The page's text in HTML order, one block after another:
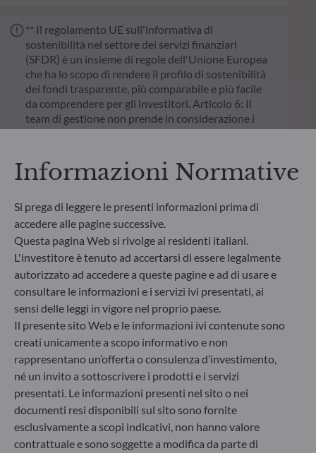
** Il regolamento UE sull'informativa di
sostenibilità nel settore dei servizi finanziari
(SFDR) è un insieme di regole dell'Unione Europea
che ha lo scopo di rendere il profilo di sostenibilità
dei fondi trasparente, più comparabile e più facile
da comprendere per gli investitori. Articolo 6: Il
team di gestione non prende in considerazione i
rischi di sostenibilità o effetti negativi risultanti
sostenibilità nel processo decisionale
d’investimento. Articolo 8: Il team di gestione
ESG (Ambientali e/o Sociali e/o di Governance) nei
suoi processi decisionali d’investimento. Articolo 9:
Il team di gestione persegue un rigido obiettivo
d’investimento sostenibile che apporti un
contributo significativo nel superare le sfide della
transizione ecologica e affronta i rischi di
sostenibilità avvalendosi dei rating forniti dal
fornitore di dati ESG esterno della Società di
gestione.
Informazioni Normative
Si prega di leggere le presenti informazioni prima di
accedere alle pagine successive.
Questa pagina Web si rivolge ai residenti italiani.
L'investitore è tenuto ad accertarsi di essere legalmente
autorizzato ad accedere a queste pagine e ad di usare e
consultare le informazioni e i servizi ivi presentati, ai
sensi delle leggi in vigore nel proprio paese.
Il presente sito Web e le informazioni ivi contenute sono
creati unicamente a scopo informativo e non
rappresentano un’offerta o consulenza d’investimento,
né un invito a sottoscrivere i prodotti e i servizi
presentati. Le informazioni presenti nel sito o nei
documenti resi disponibili sul sito sono fornite
esclusivamente a scopi indicativi, non hanno valore
contrattuale e sono soggette a modifica da parte di